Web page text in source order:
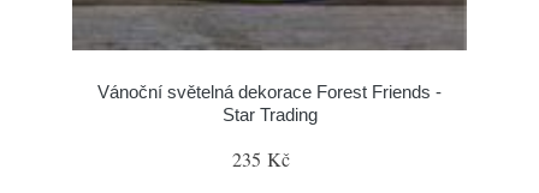
Vánoční světelná dekorace Forest Friends -
Star Trading
235 Kč